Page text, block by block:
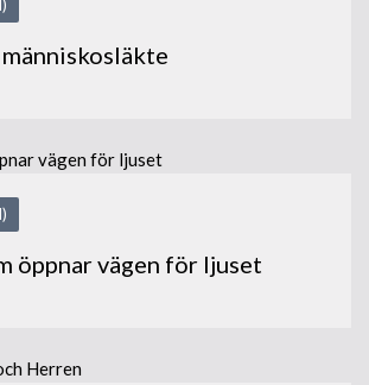
öppnar vägen för ljuset